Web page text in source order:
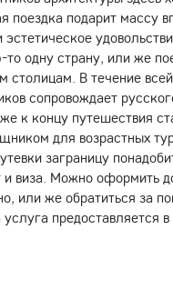
поездка подарит массу
эстетическое
одну страну, или же
столицам. В течение
сопровождает
к концу путешествия
для возрастных
заграницу
и виза. Можно оформить
или же обратиться за
предоставляется